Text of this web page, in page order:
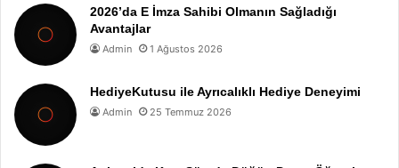
2026’da E İmza Sahibi Olmanın Sağladığı
Avantajlar
Admin 1 Ağustos 2026
HediyeKutusu ile Ayrıcalıklı Hediye Deneyimi
Admin 25 Temmuz 2026